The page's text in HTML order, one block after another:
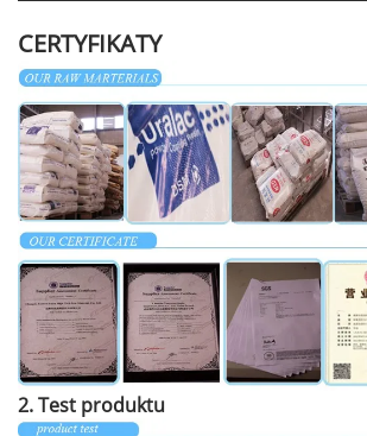
CERTYFIKATY
2. Test produktu